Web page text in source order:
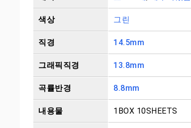
색상 그린
직경 14.5mm
그래픽직경 13.8mm
곡률반경 8.8mm
내용물 1BOX 10SHEETS